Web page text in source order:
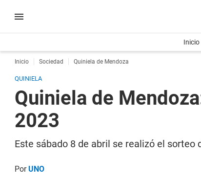
Inicio
Inicio Sociedad Quiniela de Mendoza
QUINIELA
Quiniela de
2023
Este sábado 8 de abril se realizó el
PorUNO